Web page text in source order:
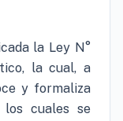
la Ley N°
la cual, a
y formaliza
los cuales se